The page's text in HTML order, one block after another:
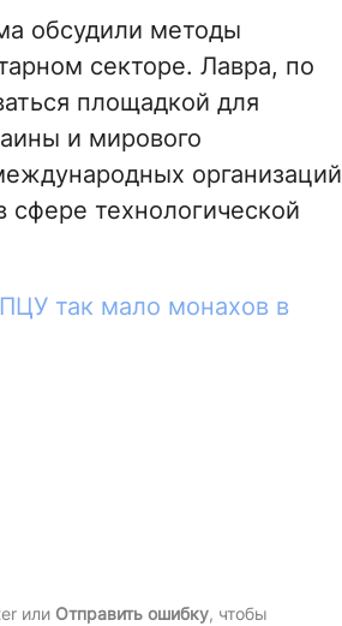
обсудили методы
секторе. Лавра, по
площадкой для
и мирового
организаций
сфере технологической
так мало монахов в
или Отправить ошибку, чтобы